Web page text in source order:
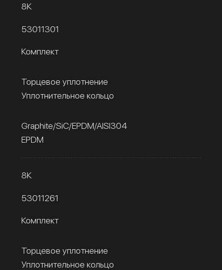
8К
53011301
Комплект
Торцевое уплотнение
Уплотнительное кольцо
Graphite/SiC/EPDM/AISI304
EPDM
8К
53011261
Комплект
Торцевое уплотнение
Уплотнительное кольцо